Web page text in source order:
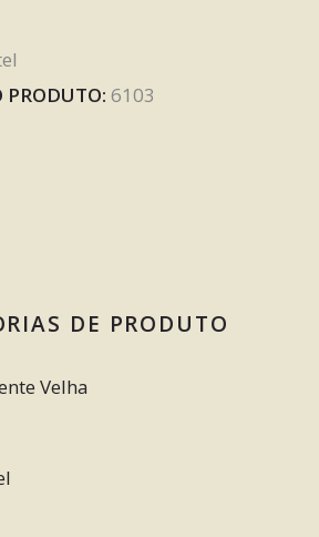
PRODUTO: 6103
DE PRODUTO
Velha